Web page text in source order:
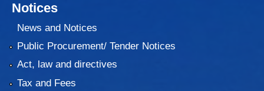
Notices
News and Notices
Public Procurement/ Tender Notices
Act, law and directives
Tax and Fees